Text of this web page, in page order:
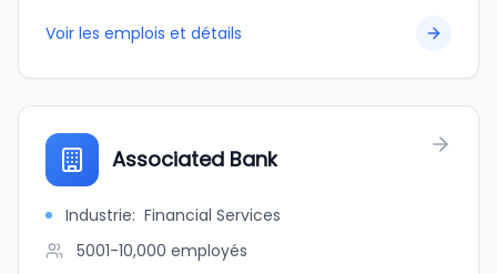
Voir les emplois et détails
Associated Bank
Industrie: Financial Services
5001-10,000 employés